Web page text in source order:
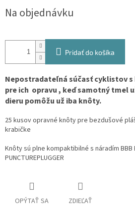
cena:
Na objednávku
Pridať do košíka
Nepostradateľná súčasť cyklistov
pre ich opravu , keď samotný tmel
dieru pomôžu už iba knôty.
25 kusov opravné knôty pre bezdušové
krabičke
Knôty sú plne kompaktibilné s náradím BBB
PUNCTUREPLUGGER
OPÝTAŤ SA ZDIEĽAŤ